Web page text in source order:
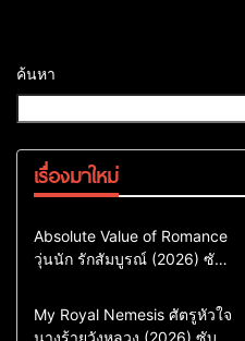
ค้นหา
เรื่องมาใหม่
Comedy
Drama
ซีรี่ย์เกาหลี
ซีรี่ย์เกาหลีพากย์ไทย
Absolute Value of Romance
วุ่นนัก รักสัมบูรณ์ (2026) ซับ
Comedy
Drama
Sci-Fi & Fantasy
My Royal Nemesis ศัตรูหัวใจ